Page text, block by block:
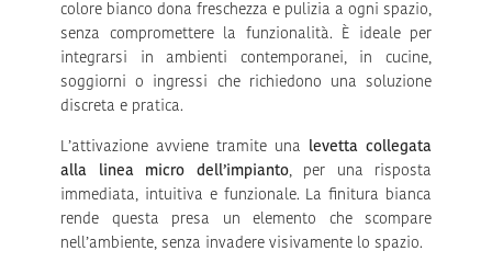
colore bianco dona freschezza e pulizia a ogni spazio,
senza compromettere la funzionalità. È ideale per
integrarsi in ambienti contemporanei, in cucine,
soggiorni o ingressi che richiedono una soluzione
discreta e pratica.
L’attivazione avviene tramite una levetta collegata
alla linea micro dell’impianto, per una risposta
immediata, intuitiva e funzionale. La finitura bianca
rende questa presa un elemento che scompare
nell’ambiente, senza invadere visivamente lo spazio.